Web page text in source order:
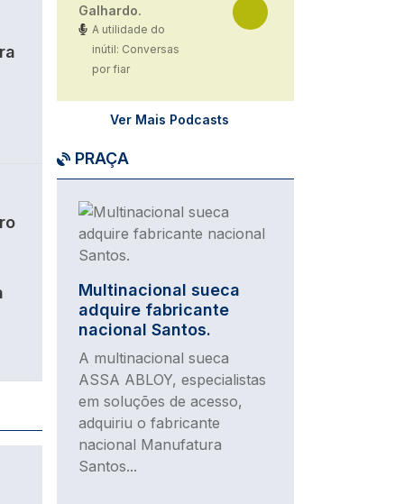
Galhardo.
A utilidade do
inútil: Conversas
por fiar
Ver Mais Podcasts
PRAÇA
Imagem
Multinacional sueca
adquire fabricante
nacional Santos.
A multinacional sueca
ASSA ABLOY, especialistas
em soluções de acesso,
adquiriu o fabricante
nacional Manufatura
Santos...